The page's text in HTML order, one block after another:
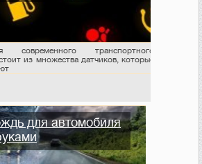
современного транспортного
из множества датчиков, которые
для автомобиля